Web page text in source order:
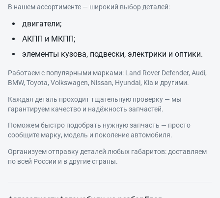
В нашем ассортименте — широкий выбор деталей:
двигатели;
АКПП и МКПП;
элементы кузова, подвески, электрики и оптики.
Работаем с популярными марками: Land Rover Defender, Audi,
BMW, Toyota, Volkswagen, Nissan, Hyundai, Kia и другими.
Каждая деталь проходит тщательную проверку — мы
гарантируем качество и надёжность запчастей.
Поможем быстро подобрать нужную запчасть — просто
сообщите марку, модель и поколение автомобиля.
Организуем отправку деталей любых габаритов: доставляем
по всей России и в другие страны.